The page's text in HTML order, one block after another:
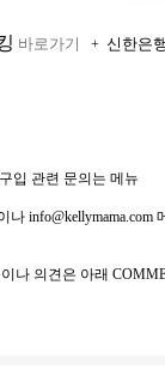
바로가기 + 신한은
입 관련 문의는 메뉴
나 info@kellymama.com
나 의견은 아래